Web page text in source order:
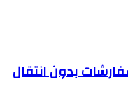
بدون انتقال